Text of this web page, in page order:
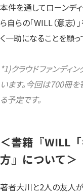
本件を通してローンデ
ら自らの「WILL（意志
く一助になることを願っ
*1)クラウドファンディ
います。今回は700冊
る予定です。
＜書籍『WILL
方』について＞
著者大川と2人の友人が